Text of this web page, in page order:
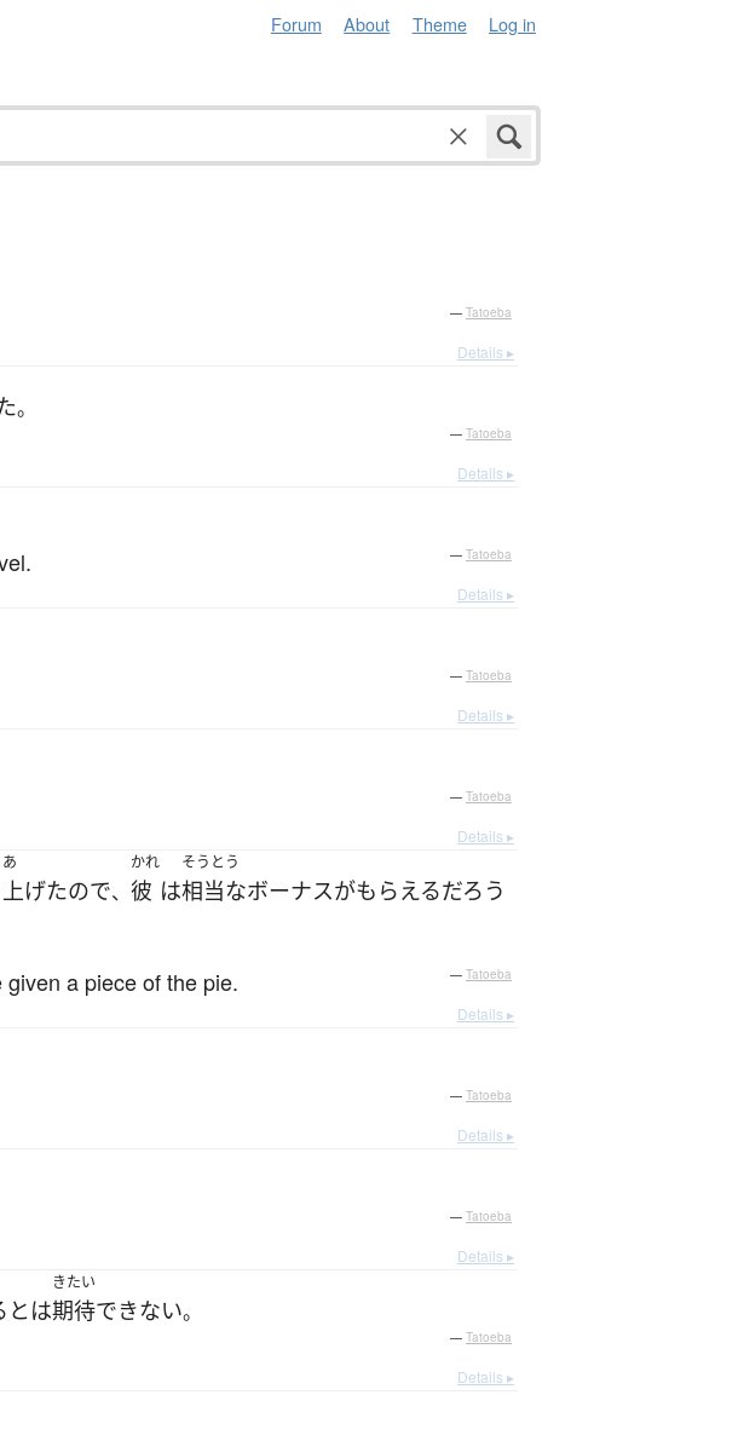
Forum About Theme Log in
— Tatoeba
Details ▸
。
— Tatoeba
Details ▸
— Tatoeba
Details ▸
— Tatoeba
Details ▸
— Tatoeba
Details ▸
あ
上げたので、
かれ
彼 は
そうとう
相当なボーナスがもらえるだろう
a piece of the pie. — Tatoeba
Details ▸
— Tatoeba
Details ▸
— Tatoeba
Details ▸
とは
きたい
期待できない。
— Tatoeba
Details ▸